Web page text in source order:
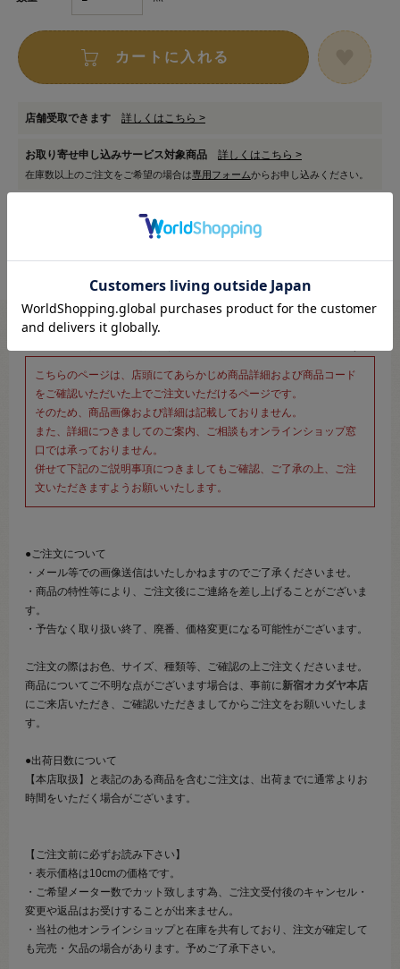
カートに入れる
店舗受取できます 詳しくはこちら >
お取り寄せ申し込みサービス対象商品 詳しくはこちら >
在庫数以上のご注文をご希望の場合は専用フォームからお申し込みください。
こちらのページは、店頭にてあらかじめ商品詳細および商品コード
をご確認いただいた上でご注文いただけるページです。
そのため、商品画像および詳細は記載しておりません。
また、詳細につきましてのご案内、ご相談もオンラインショップ窓
口では承っておりません。
併せて下記のご説明事項につきましてもご確認、ご了承の上、ご注
文いただきますようお願いいたします。
●ご注文について
・メール等での画像送信はいたしかねますのでご了承くださいませ。
・商品の特性等により、ご注文後にご連絡を差し上げることがございま
す。
・予告なく取り扱い終了、廃番、価格変更になる可能性がございます。
ご注文の際はお色、サイズ、種類等、ご確認の上ご注文くださいませ。
商品についてご不明な点がございます場合は、事前に新宿オカダヤ本店
にご来店いただき、ご確認いただきましてからご注文をお願いいたしま
す。
●出荷日数について
【本店取扱】と表記のある商品を含むご注文は、出荷までに通常よりお
時間をいただく場合がございます。
【ご注文前に必ずお読み下さい】
・表示価格は10cmの価格です。
・ご希望メーター数でカット致します為、ご注文受付後のキャンセル・
変更や返品はお受けすることが出来ません。
・当社の他オンラインショップと在庫を共有しており、注文が確定して
も完売・欠品の場合があります。予めご了承下さい。